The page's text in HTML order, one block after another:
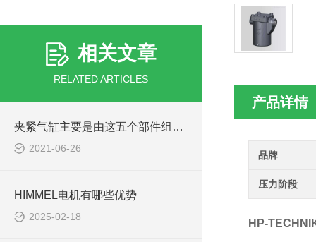
相关文章
RELATED ARTICLES
夹紧气缸主要是由这五个部件组成的
2021-06-26
HIMMEL电机有哪些优势
2025-02-18
产品详情
品牌
压力阶段
HP-